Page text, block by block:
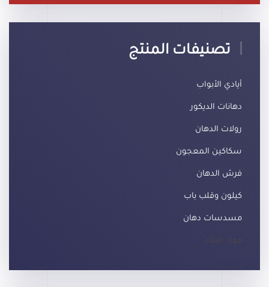
تصنيفات المنتج
أيادي الأبواب
دهانات الديكور
رولات الدهان
سكاكين المعجون
فرش الدهان
كيلون وقلب باب
مسدسات دهان